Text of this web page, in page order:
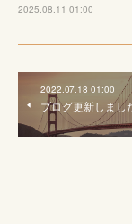
2025.08.11 01:00
2022.07.18 01:00
ブログ更新しまし